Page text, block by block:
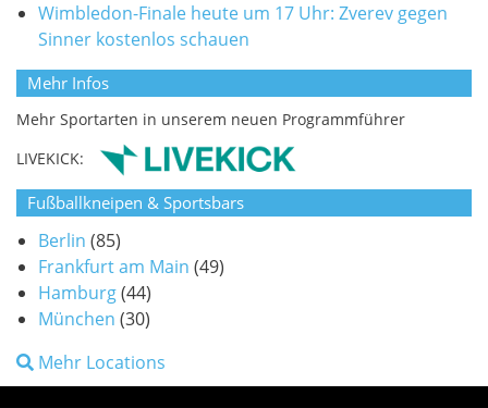
Wimbledon-Finale heute um 17 Uhr: Zverev gegen
Sinner kostenlos schauen
Mehr Infos
Mehr Sportarten in unserem neuen Programmführer
LIVEKICK:
Fußballkneipen & Sportsbars
Berlin (85)
Frankfurt am Main (49)
Hamburg(44)
München (30)
Mehr Locations